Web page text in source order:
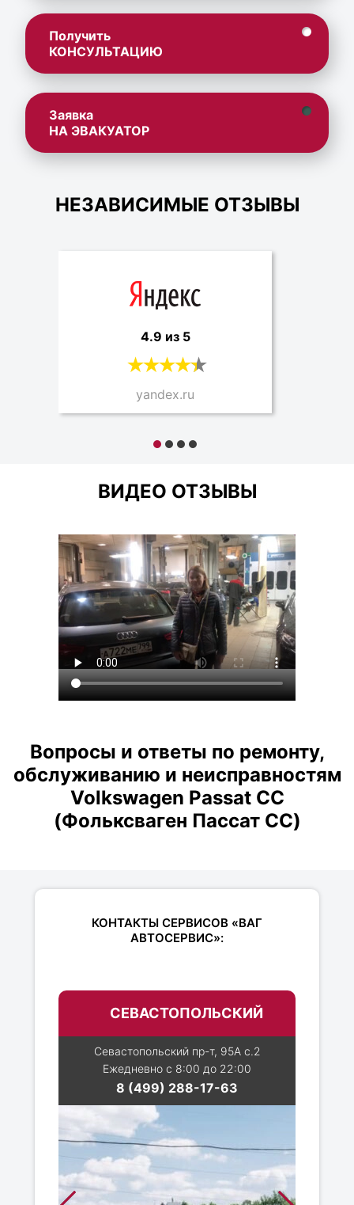
Получить
КОНСУЛЬТАЦИЮ
Заявка
НА ЭВАКУАТОР
НЕЗАВИСИМЫЕ ОТЗЫВЫ
4.9 из 5
yandex.ru
ВИДЕО ОТЗЫВЫ
Вопросы и ответы по ремонту,
обслуживанию и неисправностям
Volkswagen Passat CC
(Фольксваген Пассат СС)
КОНТАКТЫ СЕРВИСОВ «ВАГ
АВТОСЕРВИС»:
СЕВАСТОПОЛЬСКИЙ
Севастопольский пр-т, 95А с.2
Ежедневно с 8:00 до 22:00
8 (499) 288-17-63